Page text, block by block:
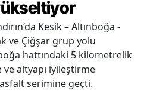
Kesik – Altınboğa -
ve Çiğşar grup yolu
hattındaki 5 kilometrelik
altyapı iyileştirme
asfalt serimine geçti.